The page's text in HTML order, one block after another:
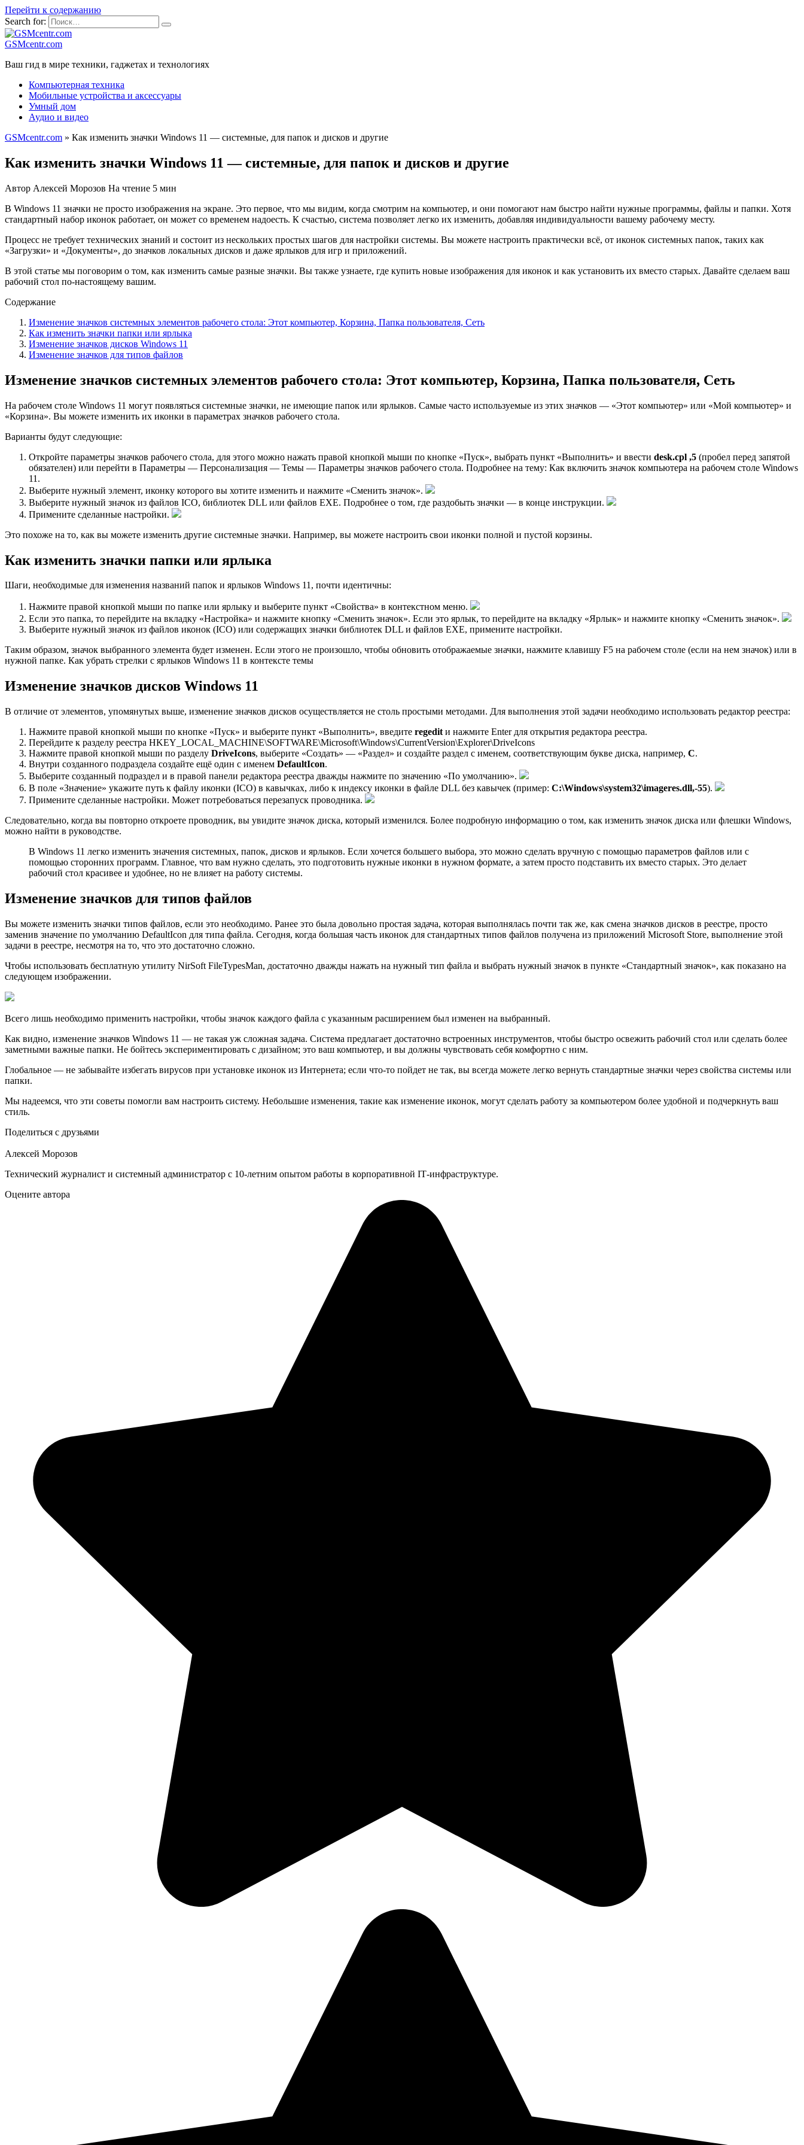
Перейти к содержанию
Search for:
GSMcentr.com
Ваш гид в мире техники, гаджетах и технологиях
Компьютерная техника
Мобильные устройства и аксессуары
Умный дом
Аудио и видео
GSMcentr.com » Как изменить значки Windows 11 — системные, для папок и дисков и другие
Как изменить значки Windows 11 — системные, для папок и дисков и другие
Автор Алексей Морозов На чтение 5 мин
В Windows 11 значки не просто изображения на экране. Это первое, что мы видим, когда смотрим на компьютер, и они помогают нам быстро найти нужные программы, файлы и папки. Хотя
стандартный набор иконок работает, он может со временем надоесть. К счастью, система позволяет легко их изменить, добавляя индивидуальности вашему рабочему месту.
Процесс не требует технических знаний и состоит из нескольких простых шагов для настройки системы. Вы можете настроить практически всё, от иконок системных папок, таких как
«Загрузки» и «Документы», до значков локальных дисков и даже ярлыков для игр и приложений.
В этой статье мы поговорим о том, как изменить самые разные значки. Вы также узнаете, где купить новые изображения для иконок и как установить их вместо старых. Давайте сделаем ваш
рабочий стол по-настоящему вашим.
Содержание
Изменение значков системных элементов рабочего стола: Этот компьютер, Корзина, Папка пользователя, Сеть
Как изменить значки папки или ярлыка
Изменение значков дисков Windows 11
Изменение значков для типов файлов
Изменение значков системных элементов рабочего стола: Этот компьютер, Корзина, Папка пользователя, Сеть
На рабочем столе Windows 11 могут появляться системные значки, не имеющие папок или ярлыков. Самые часто используемые из этих значков — «Этот компьютер» или «Мой компьютер» и
«Корзина». Вы можете изменить их иконки в параметрах значков рабочего стола.
Варианты будут следующие:
Откройте параметры значков рабочего стола, для этого можно нажать правой кнопкой мыши по кнопке «Пуск», выбрать пункт «Выполнить» и ввести desk.cpl ,5 (пробел перед запятой
обязателен) или перейти в Параметры — Персонализация — Темы — Параметры значков рабочего стола. Подробнее на тему: Как включить значок компьютера на рабочем столе Windows
11.
Выберите нужный элемент, иконку которого вы хотите изменить и нажмите «Сменить значок».
Выберите нужный значок из файлов ICO, библиотек DLL или файлов EXE. Подробнее о том, где раздобыть значки — в конце инструкции.
Примените сделанные настройки.
Это похоже на то, как вы можете изменить другие системные значки. Например, вы можете настроить свои иконки полной и пустой корзины.
Как изменить значки папки или ярлыка
Шаги, необходимые для изменения названий папок и ярлыков Windows 11, почти идентичны:
Нажмите правой кнопкой мыши по папке или ярлыку и выберите пункт «Свойства» в контекстном меню.
Если это папка, то перейдите на вкладку «Настройка» и нажмите кнопку «Сменить значок». Если это ярлык, то перейдите на вкладку «Ярлык» и нажмите кнопку «Сменить значок».
Выберите нужный значок из файлов иконок (ICO) или содержащих значки библиотек DLL и файлов EXE, примените настройки.
Таким образом, значок выбранного элемента будет изменен. Если этого не произошло, чтобы обновить отображаемые значки, нажмите клавишу F5 на рабочем столе (если на нем значок) или в
нужной папке. Как убрать стрелки с ярлыков Windows 11 в контексте темы
Изменение значков дисков Windows 11
В отличие от элементов, упомянутых выше, изменение значков дисков осуществляется не столь простыми методами. Для выполнения этой задачи необходимо использовать редактор реестра:
Нажмите правой кнопкой мыши по кнопке «Пуск» и выберите пункт «Выполнить», введите regedit и нажмите Enter для открытия редактора реестра.
Перейдите к разделу реестра HKEY_LOCAL_MACHINE\SOFTWARE\Microsoft\Windows\CurrentVersion\Explorer\DriveIcons
Нажмите правой кнопкой мыши по разделу DriveIcons, выберите «Создать» — «Раздел» и создайте раздел с именем, соответствующим букве диска, например, C.
Внутри созданного подраздела создайте ещё один с именем DefaultIcon.
Выберите созданный подраздел и в правой панели редактора реестра дважды нажмите по значению «По умолчанию».
В поле «Значение» укажите путь к файлу иконки (ICO) в кавычках, либо к индексу иконки в файле DLL без кавычек (пример: C:\Windows\system32\imageres.dll,-55).
Примените сделанные настройки. Может потребоваться перезапуск проводника.
Следовательно, когда вы повторно откроете проводник, вы увидите значок диска, который изменился. Более подробную информацию о том, как изменить значок диска или флешки Windows,
можно найти в руководстве.
В Windows 11 легко изменить значения системных, папок, дисков и ярлыков. Если хочется большего выбора, это можно сделать вручную с помощью параметров файлов или с
помощью сторонних программ. Главное, что вам нужно сделать, это подготовить нужные иконки в нужном формате, а затем просто подставить их вместо старых. Это делает
рабочий стол красивее и удобнее, но не влияет на работу системы.
Изменение значков для типов файлов
Вы можете изменить значки типов файлов, если это необходимо. Ранее это была довольно простая задача, которая выполнялась почти так же, как смена значков дисков в реестре, просто
заменив значение по умолчанию DefaultIcon для типа файла. Сегодня, когда большая часть иконок для стандартных типов файлов получена из приложений Microsoft Store, выполнение этой
задачи в реестре, несмотря на то, что это достаточно сложно.
Чтобы использовать бесплатную утилиту NirSoft FileTypesMan, достаточно дважды нажать на нужный тип файла и выбрать нужный значок в пункте «Стандартный значок», как показано на
следующем изображении.
Всего лишь необходимо применить настройки, чтобы значок каждого файла с указанным расширением был изменен на выбранный.
Как видно, изменение значков Windows 11 — не такая уж сложная задача. Система предлагает достаточно встроенных инструментов, чтобы быстро освежить рабочий стол или сделать более
заметными важные папки. Не бойтесь экспериментировать с дизайном; это ваш компьютер, и вы должны чувствовать себя комфортно с ним.
Глобальное — не забывайте избегать вирусов при установке иконок из Интернета; если что-то пойдет не так, вы всегда можете легко вернуть стандартные значки через свойства системы или
папки.
Мы надеемся, что эти советы помогли вам настроить систему. Небольшие изменения, такие как изменение иконок, могут сделать работу за компьютером более удобной и подчеркнуть ваш
стиль.
Поделиться с друзьями
Алексей Морозов
Технический журналист и системный администратор с 10‑летним опытом работы в корпоративной IT‑инфраструктуре.
Оцените автора